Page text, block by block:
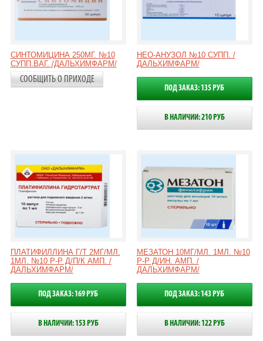
СИНТОМИЦИНА 250МГ. №10
СУПП.ВАГ. /ДАЛЬХИМФАРМ/
СООБЩИТЬ О ПРИХОДЕ
НЕО-АНУЗОЛ №10 СУПП. /
ДАЛЬХИМФАРМ/
ПОД ЗАКАЗ: 135 РУБ
В НАЛИЧИИ: 210 РУБ
ПЛАТИФИЛЛИНА Г/Т 2МГ/МЛ.
1МЛ. №10 Р-Р Д/П/К АМП. /
ДАЛЬХИМФАРМ/
ПОД ЗАКАЗ: 169 РУБ
В НАЛИЧИИ: 153 РУБ
МЕЗАТОН 10МГ/МЛ. 1МЛ. №10
Р-Р Д/ИН. АМП. /
ДАЛЬХИМФАРМ/
ПОД ЗАКАЗ: 143 РУБ
В НАЛИЧИИ: 122 РУБ